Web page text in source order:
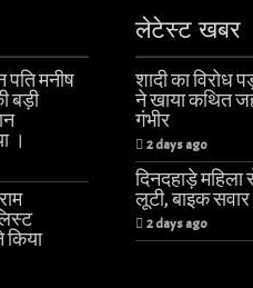
पति मनीष
बड़ी
।
किया
लेटेस्ट खबर
शादी का विरोध
ने खाया कथित
गंभीर
2 days ago
दिनदहाड़े
लूटी, बाइक
2 days ago